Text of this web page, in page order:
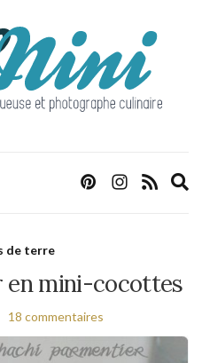
de terre
en mini-cocottes
18 commentaires